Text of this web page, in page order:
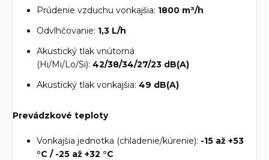
Prúdenie vzduchu vonkajšia: 1800 m³/h
Odvlhčovanie: 1,3 L/h
Akustický tlak vnútorná
(Hi/Mi/Lo/Si): 42/38/34/27/23 dB(A)
Akustický tlak vonkajšia: 49 dB(A)
Prevádzkové teploty
Vonkajšia jednotka (chladenie/kúrenie): -15 až +53
°C / -25 až +32 °C